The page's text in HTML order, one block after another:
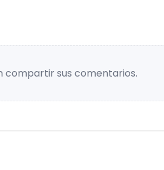
compartir sus comentarios.